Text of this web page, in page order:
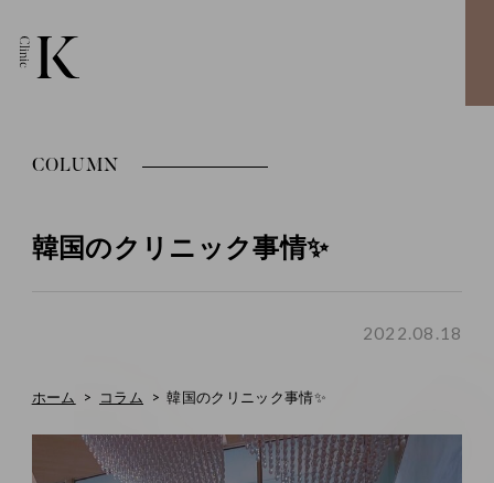
COLUMN
韓国のクリニック事情✨
2022.08.18
ホーム コラム 韓国のクリニック事情✨